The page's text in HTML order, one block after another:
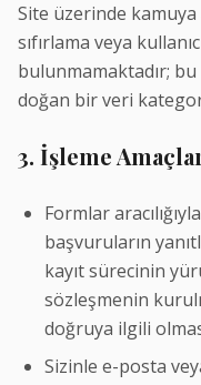
Site üzerinde
sıfırlama veya
bulunmamaktadır;
doğan bir veri
3. İşleme
Formlar
başvuruların
kayıt sürecinin
sözleşmenin
doğruya ilgili
Sizinle e-posta